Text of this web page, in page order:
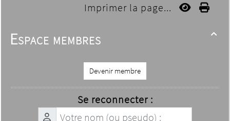
Imprimer la page...

Espace membres
Devenir membre
Se reconnecter :